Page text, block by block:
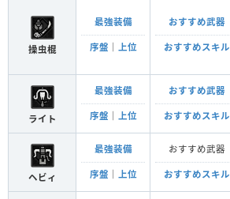
操虫棍
最強装備
序盤 上位
おすすめ武器
おすすめスキル
ライト
最強装備
序盤 上位
おすすめ武器
おすすめスキル
ヘビィ
最強装備
序盤 上位
おすすめ武器
おすすめスキル